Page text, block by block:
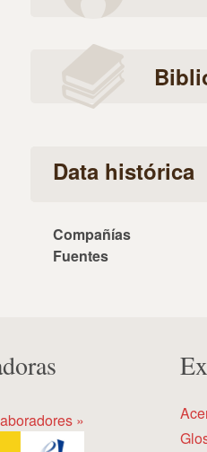
Data histórica
Compañías
Fuentes
»